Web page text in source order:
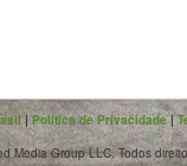
|Política de Privacidade|
Media Group LLC. Todos